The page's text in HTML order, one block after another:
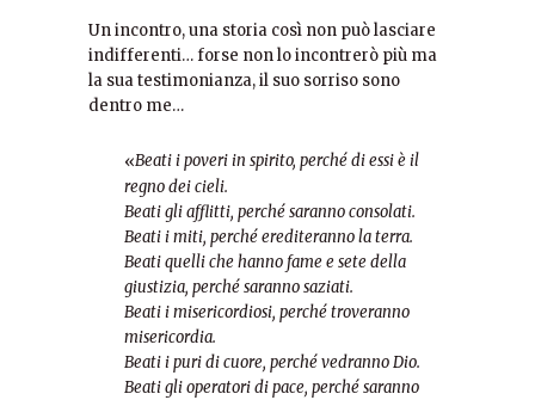
Un incontro, una storia così non può lasciare
indifferenti… forse non lo incontrerò più ma
la sua testimonianza, il suo sorriso sono
dentro me…
«Beati i poveri in spirito, perché di essi è il
regno dei cieli.
Beati gli afflitti, perché saranno consolati.
Beati i miti, perché erediteranno la terra.
Beati quelli che hanno fame e sete della
giustizia, perché saranno saziati.
Beati i misericordiosi, perché troveranno
misericordia.
Beati i puri di cuore, perché vedranno Dio.
Beati gli operatori di pace, perché saranno